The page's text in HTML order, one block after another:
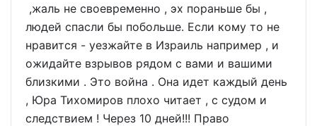
,жаль не своевременно , эх пораньше бы ,
людей спасли бы побольше. Если кому то не
нравится - уезжайте в Израиль например , и
ожидайте взрывов рядом с вами и вашими
близкими . Это война . Она идет каждый день
, Юра Тихомиров плохо читает , с судом и
следствием ! Через 10 дней!!! Право